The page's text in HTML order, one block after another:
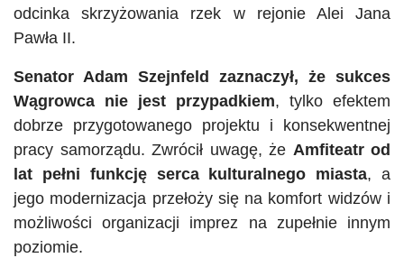
odcinka skrzyżowania rzek w rejonie Alei Jana
Pawła II.
Senator Adam Szejnfeld zaznaczył, że sukces
Wągrowca nie jest przypadkiem, tylko efektem
dobrze przygotowanego projektu i konsekwentnej
pracy samorządu. Zwrócił uwagę, że Amfiteatr od
lat pełni funkcję serca kulturalnego miasta, a
jego modernizacja przełoży się na komfort widzów i
możliwości organizacji imprez na zupełnie innym
poziomie.